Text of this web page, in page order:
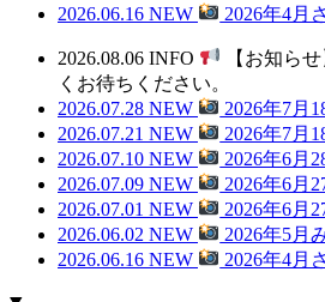
2026.06.16 NEW 2026年4月
2026.08.06 INFO 【お知ら
くお待ちください。
2026.07.28 NEW
2026年7月
2026.07.21 NEW
2026年7月
2026.07.10 NEW
2026年6月
2026.07.09 NEW
2026年6月
2026.07.01 NEW
2026年6月
2026.06.02 NEW
2026年5月
2026.06.16 NEW 2026年4月